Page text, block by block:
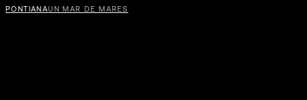
PONTIANAUN MAR DE MARES